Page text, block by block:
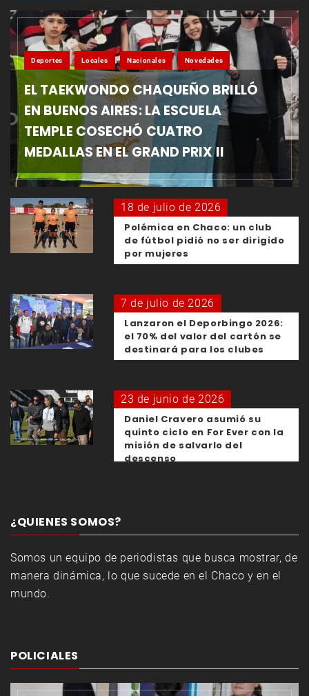
Deportes Locales Nacionales Novedades
EL TAEKWONDO CHAQUEÑO BRILLÓ
EN BUENOS AIRES: LA ESCUELA
TEMPLE COSECHÓ CUATRO
MEDALLAS EN EL GRAND PRIX II
18 de julio de 2026
Polémica en Chaco: un club
de fútbol pidió no ser dirigido
por mujeres
7 de julio de 2026
Lanzaron el Deporbingo 2026:
el 70% del valor del cartón se
destinará para los clubes
23 de junio de 2026
Daniel Cravero asumió su
quinto ciclo en For Ever con la
misión de salvarlo del
descenso
¿QUIENES SOMOS?
Somos un equipo de periodistas que busca mostrar, de
manera dinámica, lo que sucede en el Chaco y en el
mundo.
POLICIALES